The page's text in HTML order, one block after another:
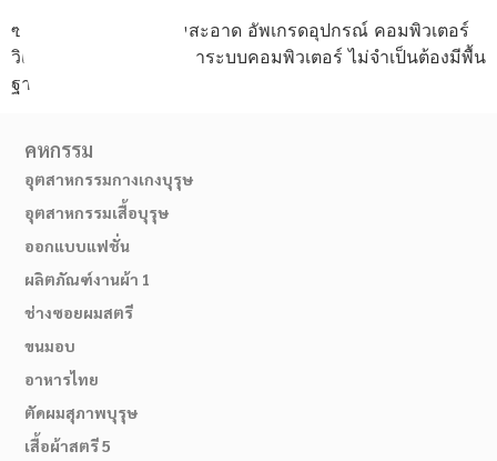
02-514-1840
ซ่อม ประกอบ ทำความสะอาด อัพเกรดอุปกรณ์ คอมพิวเตอร์
วิเคราะห์และแก้ไขปัญหาระบบคอมพิวเตอร์ ไม่จำเป็นต้องมีพื้น
ฐาน
คหกรรม
อุตสาหกรรมกางเกงบุรุษ
อุตสาหกรรมเสื้อบุรุษ
ออกแบบแฟชั่น
ผลิตภัณฑ์งานผ้า 1
ช่างซอยผมสตรี
ขนมอบ
อาหารไทย
ตัดผมสุภาพบุรุษ
เสื้อผ้าสตรี 5